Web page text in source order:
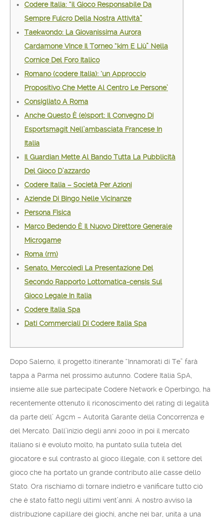
Codere Italia: “il Gioco Responsabile Da
Sempre Fulcro Della Nostra Attività”
Taekwondo: La Giovanissima Aurora
Cardamone Vince Il Torneo “kim E Liù” Nella
Cornice Del Foro Italico
Romano (codere Italia): ‘un Approccio
Propositivo Che Mette Al Centro Le Persone’
Consigliato A Roma
Anche Questo È (e)sport: Il Convegno Di
Esportsmagit Nell’ambasciata Francese In
Italia
Il Guardian Mette Al Bando Tutta La Pubblicità
Del Gioco D’azzardo
Codere Italia – Società Per Azioni
Aziende Di Bingo Nelle Vicinanze
Persona Fisica
Marco Bedendo È Il Nuovo Direttore Generale
Microgame
Roma (rm)
Senato, Mercoledì La Presentazione Del
Secondo Rapporto Lottomatica-censis Sul
Gioco Legale In Italia
Codere Italia Spa
Dati Commerciali Di Codere Italia Spa
Dopo Salerno, il progetto itinerante “Innamorati di Te” farà
tappa a Parma nel prossimo autunno. Codere Italia SpA,
insieme alle sue partecipate Codere Network e Operbingo, ha
recentemente ottenuto il riconoscimento del rating di legalità
da parte dell’ Agcm – Autorità Garante della Concorrenza e
del Mercato. Dall’inizio degli anni 2000 in poi il mercato
italiano si è evoluto molto, ha puntato sulla tutela del
giocatore e sul contrasto al gioco illegale, con il settore del
gioco che ha portato un grande contributo alle casse dello
Stato. Ora rischiamo di tornare indietro e vanificare tutto ciò
che è stato fatto negli ultimi vent’anni. A nostro avviso la
distribuzione capillare dei giochi, anche nei bar, unita a una